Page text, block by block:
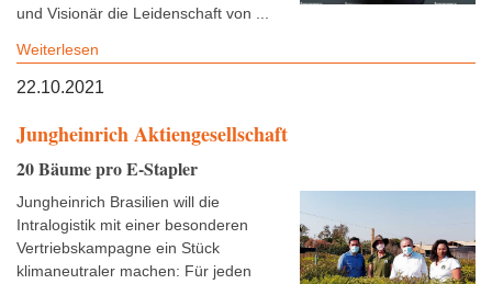
und Visionär die Leidenschaft von ...
Weiterlesen
22.10.2021
Jungheinrich Aktiengesellschaft
20 Bäume pro E-Stapler
Jungheinrich Brasilien will die
Intralogistik mit einer besonderen
Vertriebskampagne ein Stück
klimaneutraler machen: Für jeden